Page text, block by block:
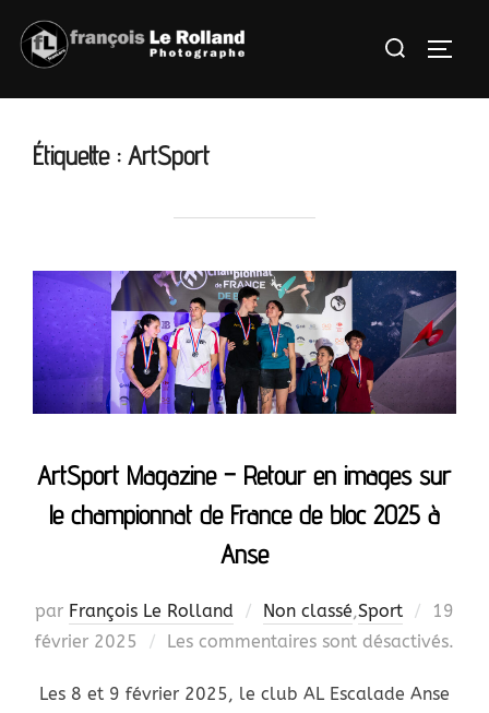
au
contenu
Rechercher :
Étiquette : ArtSport
ArtSport Magazine – Retour en images sur
le championnat de France de bloc 2025 à
Anse
par François Le Rolland Non classé,Sport
Publié
le
19
février 2025
Les commentaires sont désactivés.
Les 8 et 9 février 2025, le club AL Escalade Anse